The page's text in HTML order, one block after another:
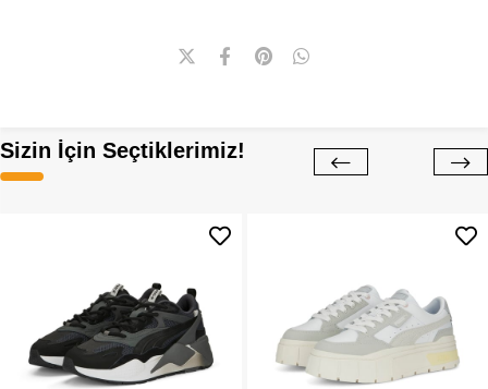
Sizin İçin Seçtiklerimiz!